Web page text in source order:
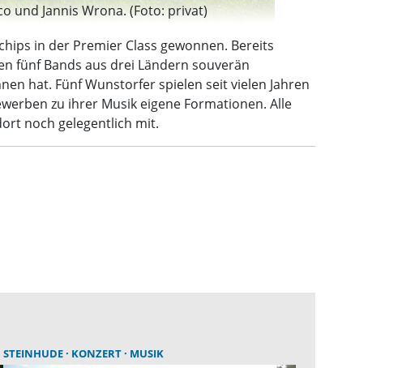
und Jannis Wrona. (Foto: privat)
in der Premier Class gewonnen. Bereits
fünf Bands aus drei Ländern souverän
hat. Fünf Wunstorfer spielen seit vielen Jahren
zu ihrer Musik eigene Formationen. Alle
noch gelegentlich mit.
STEINHUDE KONZERT MUSIK